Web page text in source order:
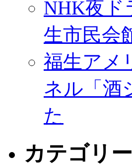
NHK夜
生市民会
福生アメ
ネル「酒
た
カテゴリー